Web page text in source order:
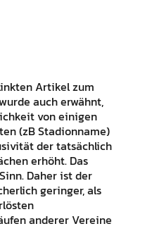
Artikel zum
auch erwähnt,
von einigen
(zB Stadionname)
der tatsächlich
erhöht. Das
Daher ist der
geringer, als
anderer Vereine